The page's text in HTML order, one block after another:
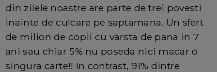
din zilele noastre are parte de trei povesti
inainte de culcare pe saptamana. Un sfert
de milion de copii cu varsta de pana in 7
ani sau chiar 5% nu poseda nici macar o
singura carte!! In contrast, 91% dintre